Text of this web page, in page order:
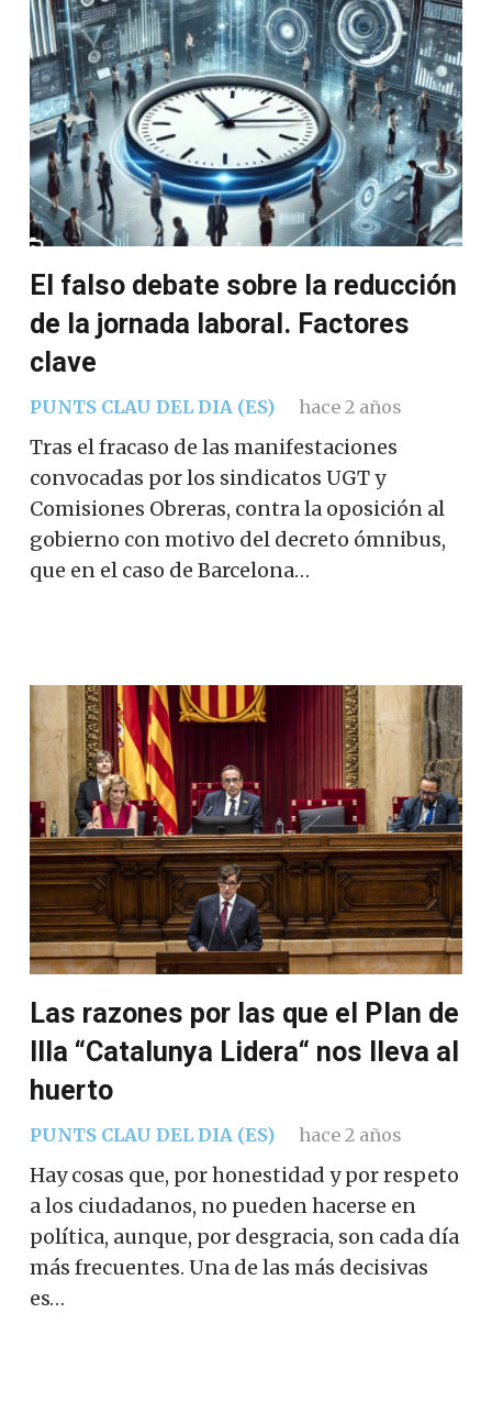
El falso debate sobre la reducción
de la jornada laboral. Factores
clave
PUNTS CLAU DEL DIA (ES) hace 2 años
Tras el fracaso de las manifestaciones
convocadas por los sindicatos UGT y
Comisiones Obreras, contra la oposición al
gobierno con motivo del decreto ómnibus,
que en el caso de Barcelona…
Las razones por las que el Plan de
Illa “Catalunya Lidera“ nos lleva al
huerto
PUNTS CLAU DEL DIA (ES) hace 2 años
Hay cosas que, por honestidad y por respeto
a los ciudadanos, no pueden hacerse en
política, aunque, por desgracia, son cada día
más frecuentes. Una de las más decisivas
es…